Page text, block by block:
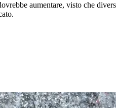
aumentare, visto che